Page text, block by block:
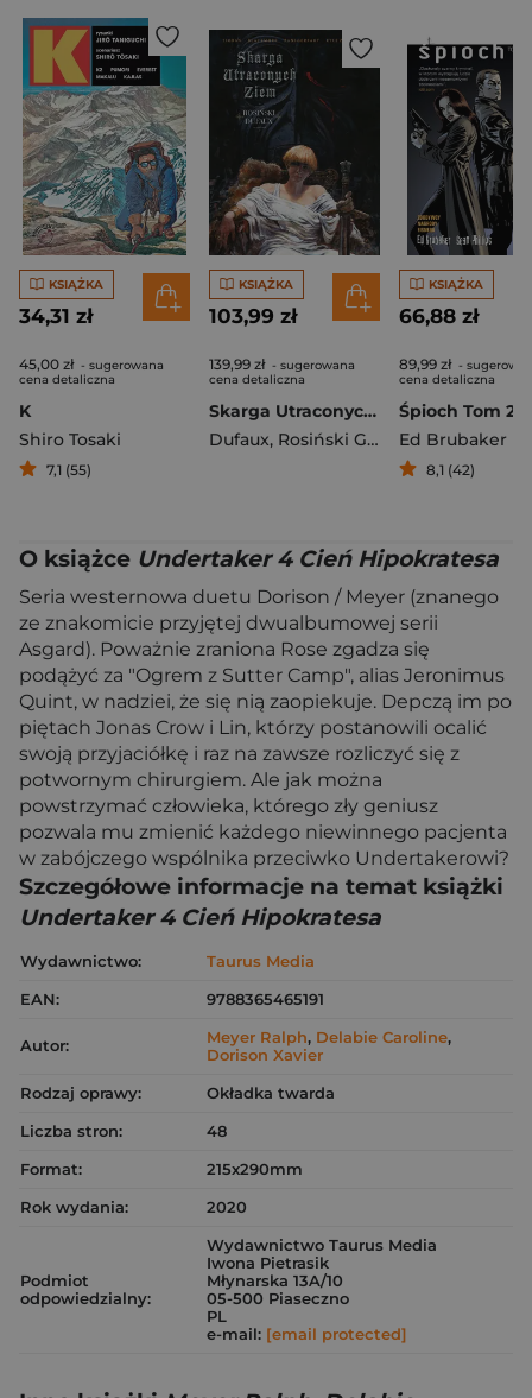
KSIĄŻKA
34,31 zł
45,00 zł - sugerowana
cena detaliczna
K
Shiro Tosaki
7,1 (55)
KSIĄŻKA
103,99 zł
139,99 zł - sugerowana
cena detaliczna
Skarga Utraconych Ziem
Dufaux, Rosiński Grzegorz
KSIĄŻKA
66,88 zł
89,99 zł -
cena detaliczna
Śpioch Tom 2
Ed Brubaker
8,1 (42)
O książce Undertaker 4 Cień Hipokratesa
Seria westernowa duetu Dorison / Meyer (znanego
ze znakomicie przyjętej dwualbumowej serii
Asgard). Poważnie zraniona Rose zgadza się
podążyć za "Ogrem z Sutter Camp", alias Jeronimus
Quint, w nadziei, że się nią zaopiekuje. Depczą im po
piętach Jonas Crow i Lin, którzy postanowili ocalić
swoją przyjaciółkę i raz na zawsze rozliczyć się z
potwornym chirurgiem. Ale jak można
powstrzymać człowieka, którego zły geniusz
pozwala mu zmienić każdego niewinnego pacjenta
w zabójczego wspólnika przeciwko Undertakerowi?
Szczegółowe informacje na temat książki
Undertaker 4 Cień Hipokratesa
Wydawnictwo:
Taurus Media
EAN:
9788365465191
Autor: Meyer Ralph, Delabie Caroline,
Dorison Xavier
Rodzaj oprawy:
Okładka twarda
Liczba stron:
48
Format:
215x290mm
Rok wydania:
2020
Podmiot
odpowiedzialny:
Wydawnictwo Taurus Media
Iwona Pietrasik
Młynarska 13A/10
05-500 Piaseczno
PL
e-mail: [email protected]